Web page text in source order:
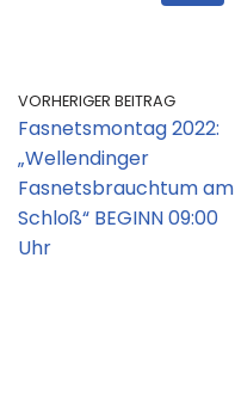
VORHERIGER BEITRAG
Fasnetsmontag 2022:
„Wellendinger
Fasnetsbrauchtum am
Schloß“ BEGINN 09:00
Uhr